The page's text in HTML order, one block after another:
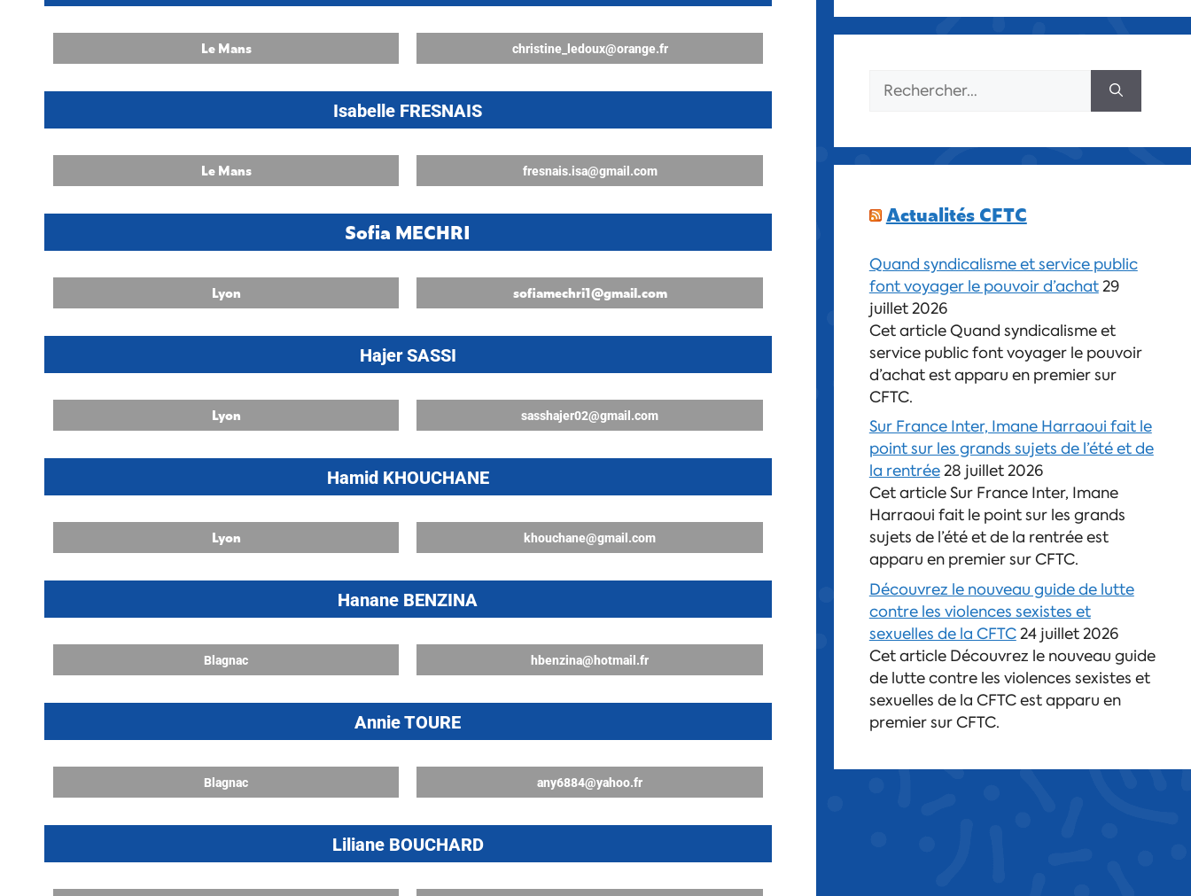
Le Mans christine_ledoux@orange.fr
Isabelle FRESNAIS
Le Mans fresnais.isa@gmail.com
Sofia MECHRI
Lyon sofiamechri1@gmail.com
Hajer SASSI
Lyon sasshajer02@gmail.com
Hamid KHOUCHANE
Lyon khouchane@gmail.com
Hanane BENZINA
Blagnac hbenzina@hotmail.fr
Annie TOURE
Blagnac any6884@yahoo.fr
Liliane BOUCHARD
Actualités CFTC
Quand syndicalisme et service public
font voyager le pouvoir d’achat29
juillet 2026
Cet article Quand syndicalisme et
service public font voyager le pouvoir
d’achat est apparu en premier sur
CFTC.
Sur France Inter, Imane Harraoui fait le
point sur les grands sujets de l’été et de
la rentrée28 juillet 2026
Cet article Sur France Inter, Imane
Harraoui fait le point sur les grands
sujets de l’été et de la rentrée est
apparu en premier sur CFTC.
Découvrez le nouveau guide de lutte
contre les violences sexistes et
sexuelles de la CFTC24 juillet 2026
Cet article Découvrez le nouveau guide
de lutte contre les violences sexistes et
sexuelles de la CFTC est apparu en
premier sur CFTC.